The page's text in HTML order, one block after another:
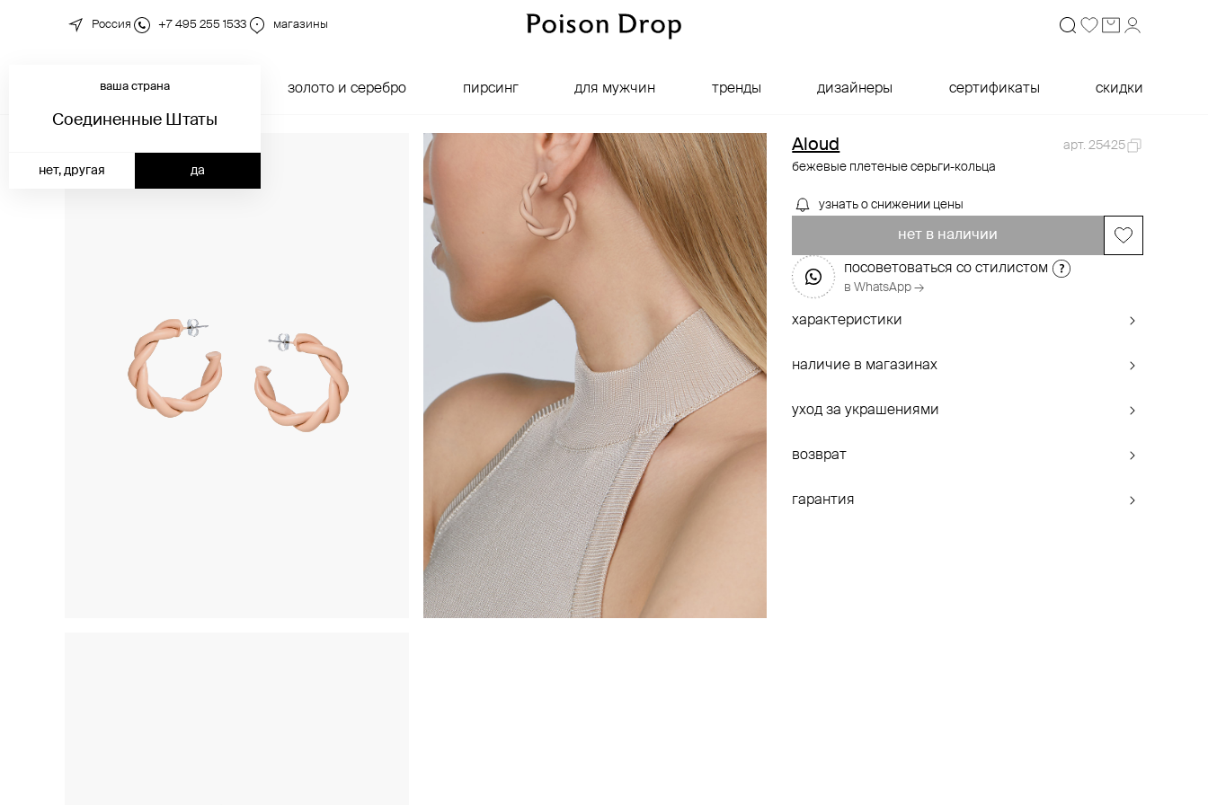
Россия +7 495 255 1533 магазины
новинки золото и серебро пирсинг для мужчин тренды дизайнеры сертификаты скидки
ваша страна
Соединенные Штаты
да
нет, другая
Aloud
арт. 25425
бежевые плетеные серьги-кольца
узнать о снижении цены
нет в наличии
посоветоваться со стилистом
в WhatsApp →
характеристики
наличие в магазинах
уход за украшениями
возврат
гарантия